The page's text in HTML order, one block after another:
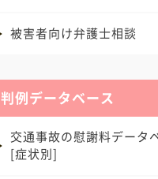
被害者向け弁護士相談
判例データベース
交通事故の慰謝料データ
[症状別]